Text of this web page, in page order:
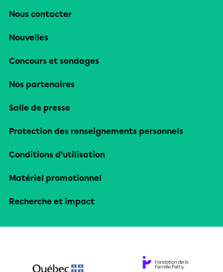
Nous contacter
Nouvelles
Concours et sondages
Nos partenaires
Salle de presse
Protection des renseignements personnels
Conditions d’utilisation
Matériel promotionnel
Recherche et impact